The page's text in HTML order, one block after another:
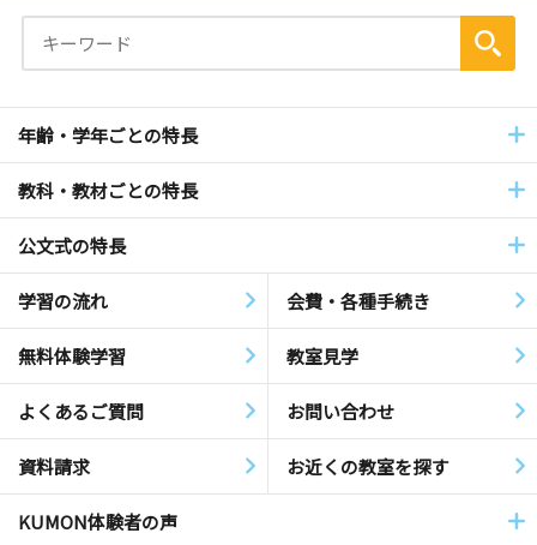
年齢・学年ごとの特長
教科・教材ごとの特長
公文式の特長
学習の流れ 会費・各種手続き
無料体験学習 教室見学
よくあるご質問 お問い合わせ
資料請求 お近くの教室を探す
KUMON体験者の声